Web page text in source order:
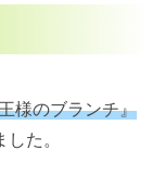
様のブランチ』
した。